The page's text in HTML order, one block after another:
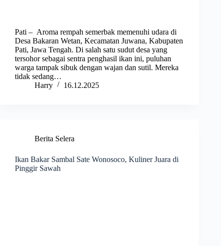
Pati – Aroma rempah semerbak memenuhi udara di
Desa Bakaran Wetan, Kecamatan Juwana, Kabupaten
Pati, Jawa Tengah. Di salah satu sudut desa yang
tersohor sebagai sentra penghasil ikan ini, puluhan
warga tampak sibuk dengan wajan dan sutil. Mereka
tidak sedang…
Harry
16.12.2025
Berita Selera
Ikan Bakar Sambal Sate Wonosoco, Kuliner Juara di
Pinggir Sawah